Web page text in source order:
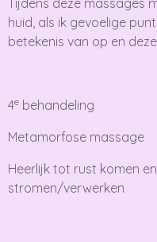
huid, als ik gevoelige
betekenis van op en
4e behandeling
Metamorfose massage
Heerlijk tot rust komen
stromen/verwerken